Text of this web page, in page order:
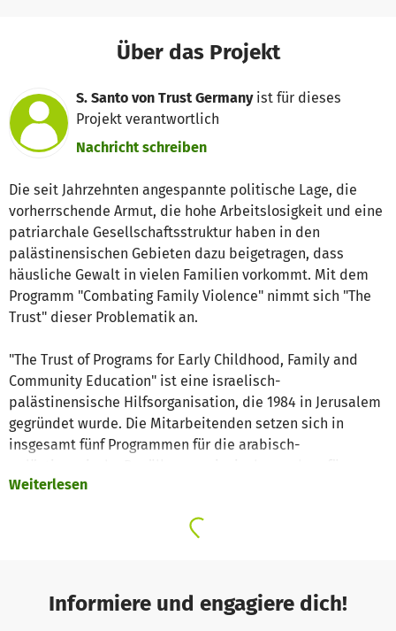
Über das Projekt
S. Santo von Trust Germanyist für dieses
Projekt verantwortlich
Nachricht schreiben
Die seit Jahrzehnten angespannte politische Lage, die
vorherrschende Armut, die hohe Arbeitslosigkeit und eine
patriarchale Gesellschaftsstruktur haben in den
palästinensischen Gebieten dazu beigetragen, dass
häusliche Gewalt in vielen Familien vorkommt. Mit dem
Programm "Combating Family Violence" nimmt sich "The
Trust" dieser Problematik an.
"The Trust of Programs for Early Childhood, Family and
Community Education" ist eine israelisch-
palästinensische Hilfsorganisation, die 1984 in Jerusalem
gegründet wurde. Die Mitarbeitenden setzen sich in
insgesamt fünf Programmen für die arabisch-
Kinder, junge Frauen und Mütter in schwierigen
Unterstützung für die betroffenen Frauen und Kinder. Mit
Vorträgen rücken die Mitarbeitenden das Thema
Weiterlesen
Informiere und engagiere dich!